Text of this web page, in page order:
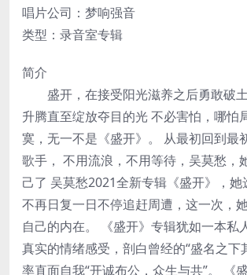
唱片公司：梦响强音
类型：录音室专辑
简介
盛开，在接受阳光滋养之后勇敢破
升腾直至绽放夺目的光 不必害怕，哪怕
寞，无一不是《盛开》。 从最初回到最
歌手， 不用流浪，不用等待，吴莫愁，
己了 吴莫愁2021全新专辑《盛开》，她
不再日复一日不停追赶周遭，这一次，
自己的内在。 《盛开》专辑犹如一本私
真实的情绪感受，剖白曾经的“盛名之下
率直面自我“开诚布公，众生与共”。 《